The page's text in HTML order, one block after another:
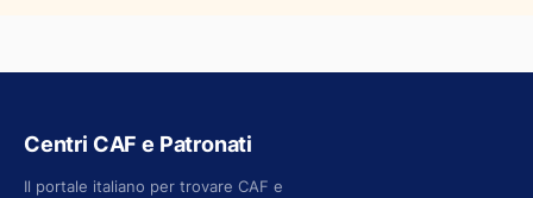
Centri CAF e Patronati
Il portale italiano per trovare CAF e